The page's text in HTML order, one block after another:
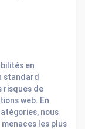
en
standard
risques de
web. En
nous
les plus